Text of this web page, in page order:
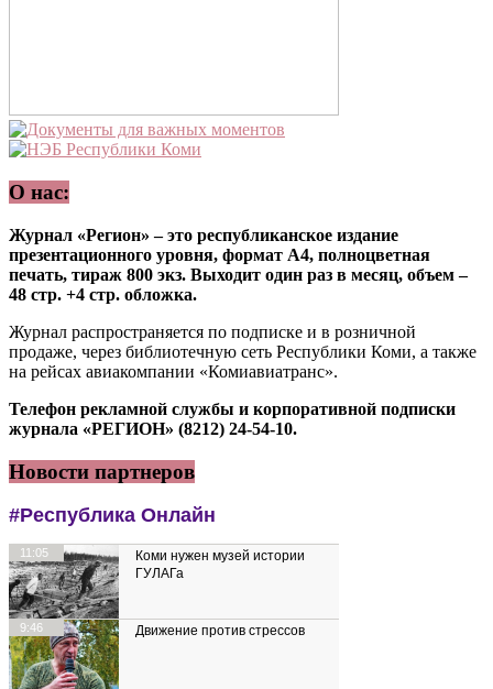
О нас:
Журнал «Регион» – это республиканское издание
презентационного уровня, формат А4, полноцветная
печать, тираж 800 экз. Выходит один раз в месяц, объем –
48 стр. +4 стр. обложка.
Журнал распространяется по подписке и в розничной
продаже, через библиотечную сеть Республики Коми, а также
на рейсах авиакомпании «Комиавиатранс».
Телефон рекламной службы и корпоративной подписки
журнала «РЕГИОН» (8212) 24-54-10.
Новости партнеров